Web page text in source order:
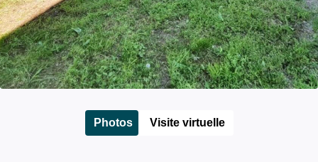
Photos Visite virtuelle